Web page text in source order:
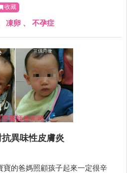
收藏
凍卵 、 不孕症
異味性皮膚炎
寶的爸媽照顧孩子起來一定很辛